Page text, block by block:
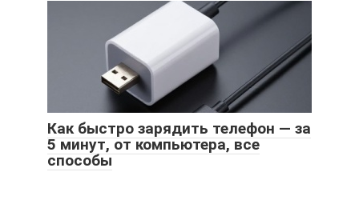
Как быстро зарядить телефон — за
5 минут, от компьютера, все
способы